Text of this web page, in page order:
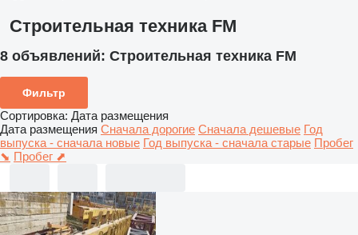
Строительная техника FM
8 объявлений: Строительная техника FM
Фильтр
Сортировка: Дата размещения
Дата размещения Сначала дорогие Сначала дешевые Год
выпуска - сначала новые Год выпуска - сначала старые Пробег
⬊ Пробег ⬈